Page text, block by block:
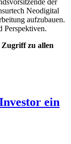
der
Neodigital
aufzubauen.
Perspektiven.
Zugriff zu allen
ein